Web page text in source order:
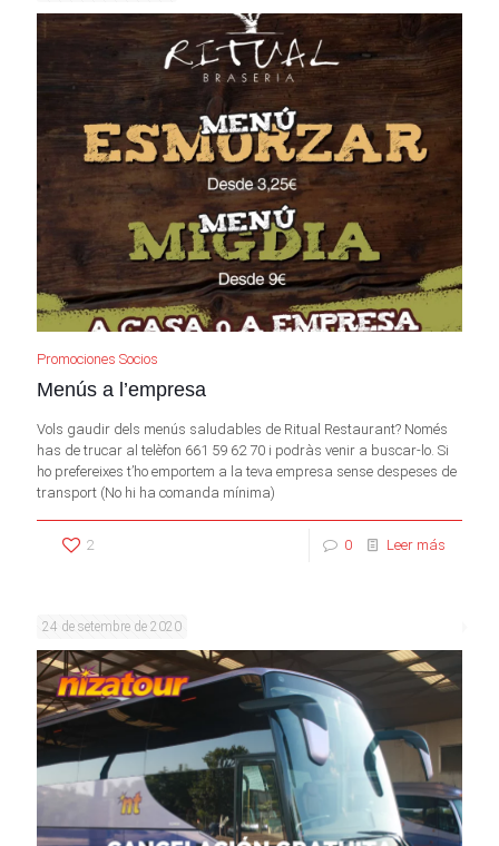
Promociones Socios
Menús a l’empresa
Vols gaudir dels menús saludables de Ritual Restaurant? Només
has de trucar al telèfon 661 59 62 70 i podràs venir a buscar-lo. Si
ho prefereixes t’ho emportem a la teva empresa sense despeses de
transport (No hi ha comanda mínima)
2 0 Leer más
24 de setembre de 2020